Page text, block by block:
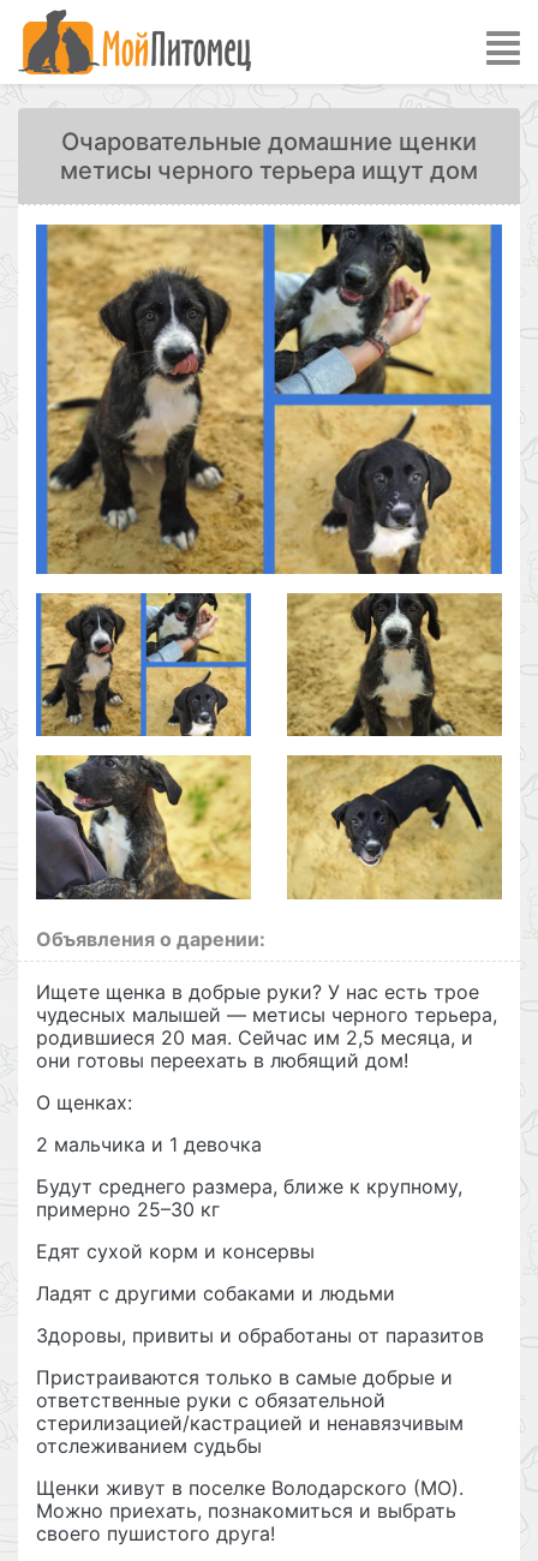
Очаровательные домашние щенки
метисы черного терьера ищут дом
Объявления о дарении:
Ищете щенка в добрые руки? У нас есть трое
чудесных малышей — метисы черного терьера,
родившиеся 20 мая. Сейчас им 2,5 месяца, и
они готовы переехать в любящий дом!
О щенках:
2 мальчика и 1 девочка
Будут среднего размера, ближе к крупному,
примерно 25–30 кг
Едят сухой корм и консервы
Ладят с другими собаками и людьми
Здоровы, привиты и обработаны от паразитов
Пристраиваются только в самые добрые и
ответственные руки с обязательной
стерилизацией/кастрацией и ненавязчивым
отслеживанием судьбы
Щенки живут в поселке Володарского (МО).
Можно приехать, познакомиться и выбрать
своего пушистого друга!